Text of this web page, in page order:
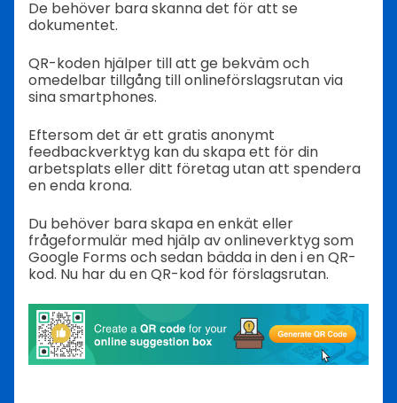
De behöver bara skanna det för att se
dokumentet.
QR-koden hjälper till att ge bekväm och
omedelbar tillgång till onlineförslagsrutan via
sina smartphones.
Eftersom det är ett gratis anonymt
feedbackverktyg kan du skapa ett för din
arbetsplats eller ditt företag utan att spendera
en enda krona.
Du behöver bara skapa en enkät eller
frågeformulär med hjälp av onlineverktyg som
Google Forms och sedan bädda in den i en QR-
kod. Nu har du en QR-kod för förslagsrutan.